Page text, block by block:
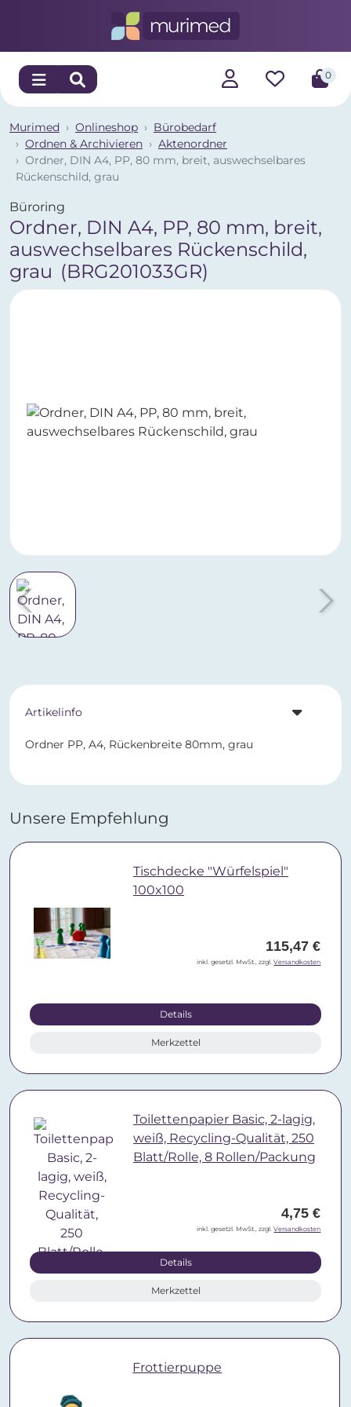
0
Murimed Onlineshop
Bürobedarf
Ordnen & Archivieren
Aktenordner
Ordner, DIN A4, PP, 80 mm, breit, auswechselbares
Rückenschild, grau
Büroring
Ordner, DIN A4, PP, 80 mm, breit,
auswechselbares Rückenschild,
grau (BRG201033GR)
Artikelinfo
Ordner PP, A4, Rückenbreite 80mm, grau
Unsere Empfehlung
Tischdecke "Würfelspiel"
100x100
115,47 €
inkl. gesetzl. MwSt., zzgl.Versandkosten
Details
Merkzettel
Toilettenpapier Basic, 2-lagig,
weiß, Recycling-Qualität, 250
Blatt/Rolle, 8 Rollen/Packung
4,75 €
inkl. gesetzl. MwSt., zzgl.Versandkosten
Details
Merkzettel
Frottierpuppe